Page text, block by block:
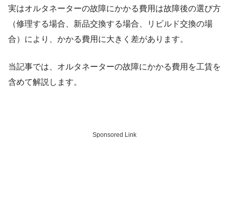
実はオルタネーターの故障にかかる費用は故障後の選び方
（修理する場合、新品交換する場合、リビルド交換の場
合）により、かかる費用に大きく差があります。
当記事では、オルタネーターの故障にかかる費用を工賃を
含めて解説します。
Sponsored Link